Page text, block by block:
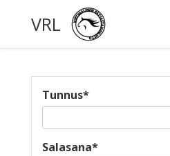
VRL
Tunnus*
Salasana*